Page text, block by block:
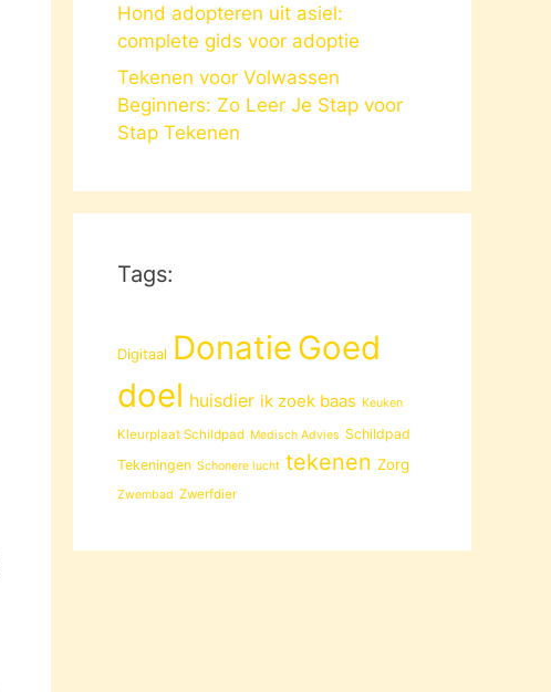
Hond adopteren uit asiel:
complete gids voor adoptie
Tekenen voor Volwassen
Beginners: Zo Leer Je Stap voor
Stap Tekenen
Tags:
Digitaal Donatie Goed
doel huisdier ik zoek baas Keuken
Kleurplaat Schildpad Medisch Advies Schildpad
Tekeningen Schonere lucht tekenen Zorg
Zwembad Zwerfdier